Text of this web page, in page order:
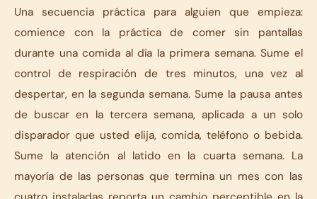
Una secuencia práctica para alguien que empieza:
comience con la práctica de comer sin pantallas
durante una comida al día la primera semana. Sume el
control de respiración de tres minutos, una vez al
despertar, en la segunda semana. Sume la pausa antes
de buscar en la tercera semana, aplicada a un solo
disparador que usted elija, comida, teléfono o bebida.
Sume la atención al latido en la cuarta semana. La
mayoría de las personas que termina un mes con las